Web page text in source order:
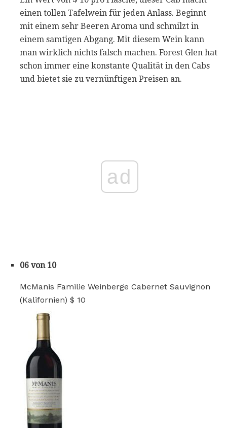
einen tollen Tafelwein für jeden Anlass. Beginnt
mit einem sehr Beeren Aroma und schmilzt in
einem samtigen Abgang. Mit diesem Wein kann
man wirklich nichts falsch machen. Forest Glen hat
schon immer eine konstante Qualität in den Cabs
und bietet sie zu vernünftigen Preisen an.
ad
06 von 10
McManis Familie Weinberge Cabernet Sauvignon
(Kalifornien) $ 10